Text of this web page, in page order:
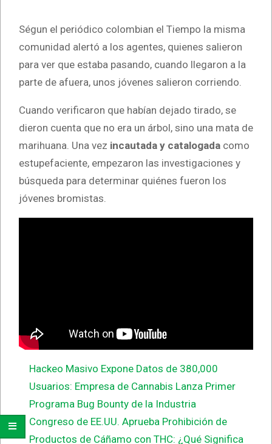
Ségun el periódico colombian el Tiempo la misma
comunidad alertó a los agentes, quienes salieron
para ver que estaba pasando, cuando llegaron a la
parte de afuera, unos jóvenes salieron corriendo.
Cuando verificaron que habían dejado tirado, se
dieron cuenta que no era un árbol, sino una mata de
marihuana. Una vez incautada y catalogada como
estupefaciente, empezaron las investigaciones y
búsqueda para determinar quiénes fueron los
jóvenes bromistas.
Hackeo Masivo Expone Datos de 380,000
Usuarios: Empresa de Cannabis Lanza Primer
Programa Bug Bounty de la Industria
Congreso de EE.UU. Aprueba Prohibición de
Productos de Cáñamo con THC: ¿Qué Significa